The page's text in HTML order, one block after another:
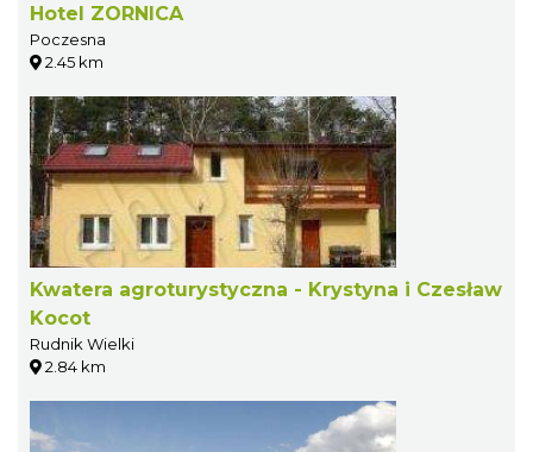
Hotel ZORNICA
Poczesna
2.45 km
Kwatera agroturystyczna - Krystyna i Czesław
Kocot
Rudnik Wielki
2.84 km